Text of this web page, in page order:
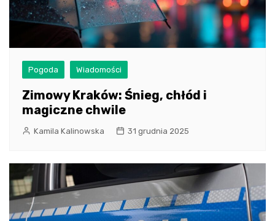
Pogoda Wiadomości
Zimowy Kraków: Śnieg, chłód i
magiczne chwile
Kamila Kalinowska 31 grudnia 2025